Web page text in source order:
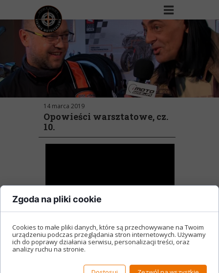
Opowieści warsztatowe, cz.
10.
14 marca 2019
Zgoda na pliki cookie
Cookies to małe pliki danych, które są przechowywane na Twoim
urządzeniu podczas przeglądania stron internetowych. Używamy
ich do poprawy działania serwisu, personalizacji treści, oraz
analizy ruchu na stronie.